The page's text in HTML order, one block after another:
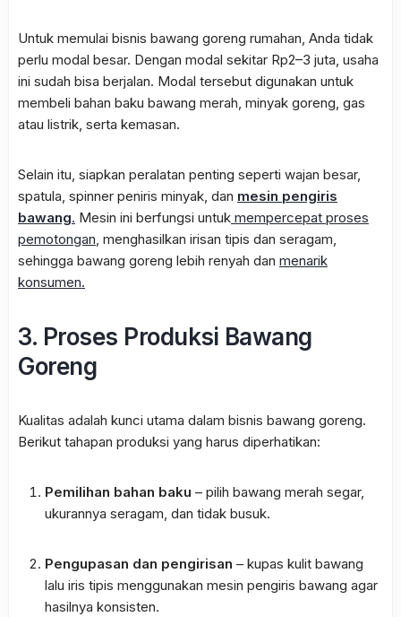
Untuk memulai bisnis bawang goreng rumahan, Anda tidak
perlu modal besar. Dengan modal sekitar Rp2–3 juta, usaha
ini sudah bisa berjalan. Modal tersebut digunakan untuk
membeli bahan baku bawang merah, minyak goreng, gas
atau listrik, serta kemasan.
Selain itu, siapkan peralatan penting seperti wajan besar,
spatula, spinner peniris minyak, dan mesin pengiris
bawang. Mesin ini berfungsi untuk mempercepat proses
pemotongan, menghasilkan irisan tipis dan seragam,
sehingga bawang goreng lebih renyah dan menarik
konsumen.
3. Proses Produksi Bawang
Goreng
Kualitas adalah kunci utama dalam bisnis bawang goreng.
Berikut tahapan produksi yang harus diperhatikan:
Pemilihan bahan baku – pilih bawang merah segar,
ukurannya seragam, dan tidak busuk.
Pengupasan dan pengirisan – kupas kulit bawang
lalu iris tipis menggunakan mesin pengiris bawang agar
hasilnya konsisten.